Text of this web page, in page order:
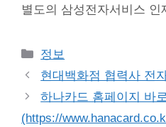
별도의 삼성전자서비스
Categories
정보
현대백화점 협력사 전
하나카드 홈페이지 바로
(https://